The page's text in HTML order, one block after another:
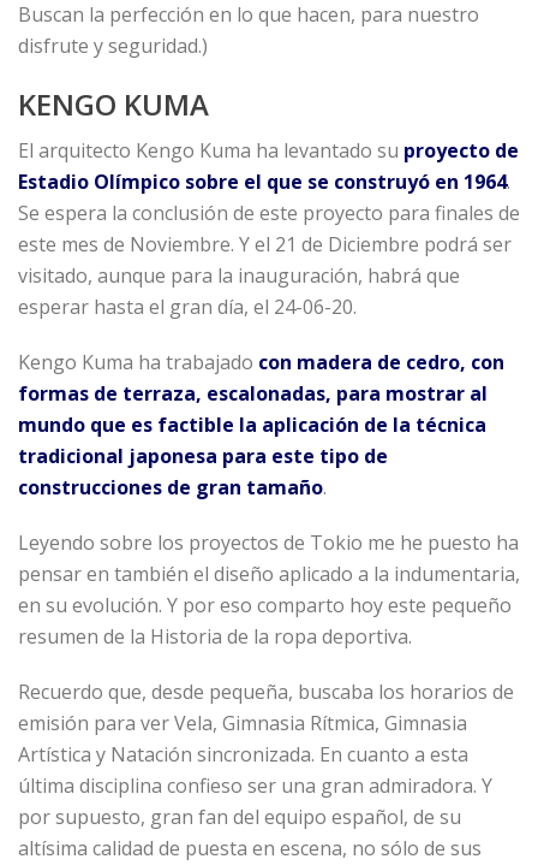
Buscan la perfección en lo que hacen, para nuestro
disfrute y seguridad.)
KENGO KUMA
El arquitecto Kengo Kuma ha levantado su proyecto de
Estadio Olímpico sobre el que se construyó en 1964.
Se espera la conclusión de este proyecto para finales de
este mes de Noviembre. Y el 21 de Diciembre podrá ser
visitado, aunque para la inauguración, habrá que
esperar hasta el gran día, el 24-06-20.
Kengo Kuma ha trabajado con madera de cedro, con
formas de terraza, escalonadas, para mostrar al
mundo que es factible la aplicación de la técnica
tradicional japonesa para este tipo de
construcciones de gran tamaño.
Leyendo sobre los proyectos de Tokio me he puesto ha
pensar en también el diseño aplicado a la indumentaria,
en su evolución. Y por eso comparto hoy este pequeño
resumen de la Historia de la ropa deportiva.
Recuerdo que, desde pequeña, buscaba los horarios de
emisión para ver Vela, Gimnasia Rítmica, Gimnasia
Artística y Natación sincronizada. En cuanto a esta
última disciplina confieso ser una gran admiradora. Y
por supuesto, gran fan del equipo español, de su
altísima calidad de puesta en escena, no sólo de sus